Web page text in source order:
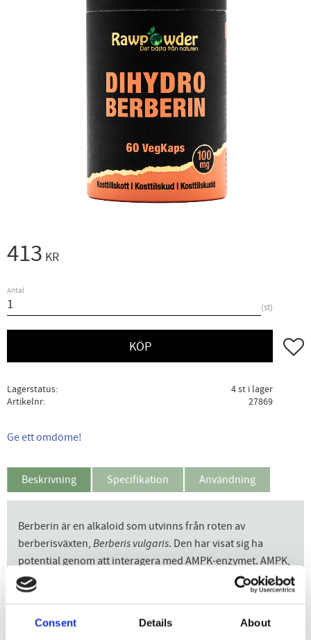
Consent Details About
413 KR
Antal
st
KÖP Lägg
Lagerstatus
4 st i lager
Artikelnr
27869
Ge ett omdöme!
Beskrivning Specifikation Användning
Berberin är en alkaloid som utvinns från roten av
berberisväxten, Berberis vulgaris. Den har visat sig ha
potential genom att interagera med AMPK-enzymet. AMPK,
ett enzym som finns i varje cell i din kropp, spelar en
avgörande roll i kroppens energimetabolism och reglerar